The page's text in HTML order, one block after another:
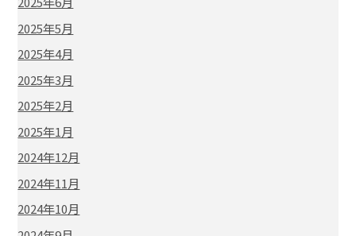
2025年5月
2025年4月
2025年3月
2025年2月
2025年1月
2024年12月
2024年11月
2024年10月